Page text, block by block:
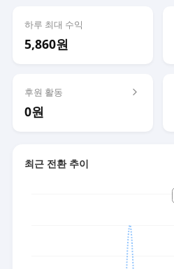
하루 최대 수익
5,860원
후원 활동
0원
최근 전환 추이